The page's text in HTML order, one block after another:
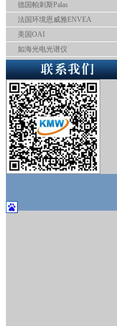
德国帕刺斯Palas
法国环境恩威雅ENVEA
美国OAI
如海光电光谱仪